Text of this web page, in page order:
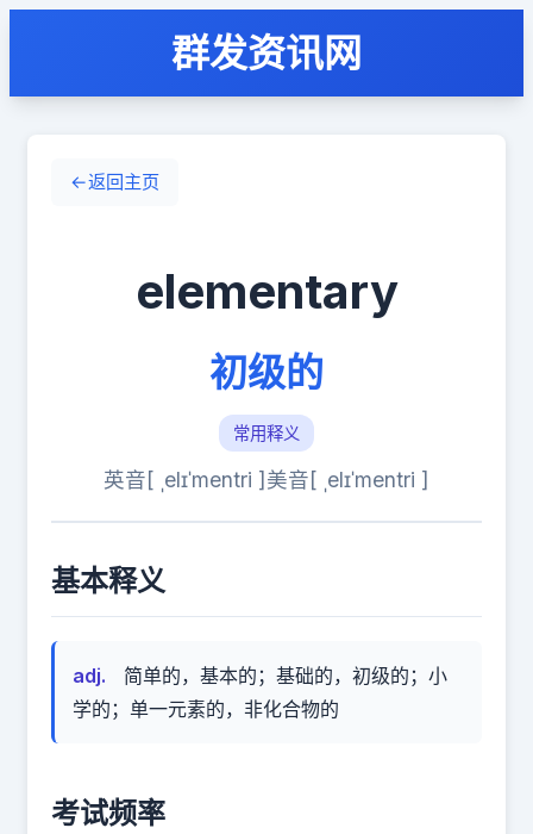
群发资讯网
←返回主页
elementary
初级的
常用释义
英音[ ˌelɪˈmentri ] 美音[ ˌelɪˈmentri ]
基本释义
adj.
简单的，基本的；基础的，初级的；小
学的；单一元素的，非化合物的
考试频率